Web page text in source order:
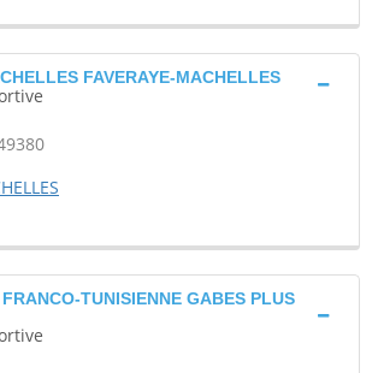
FAVERAYE-MACHELLES
TUNISIENNE GABES PLUS